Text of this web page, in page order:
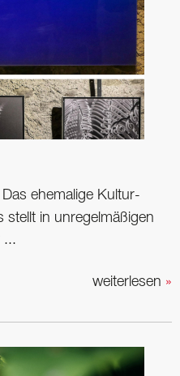
Das ehemalige Kultur­
in unregelmäßigen
...
weiterlesen »